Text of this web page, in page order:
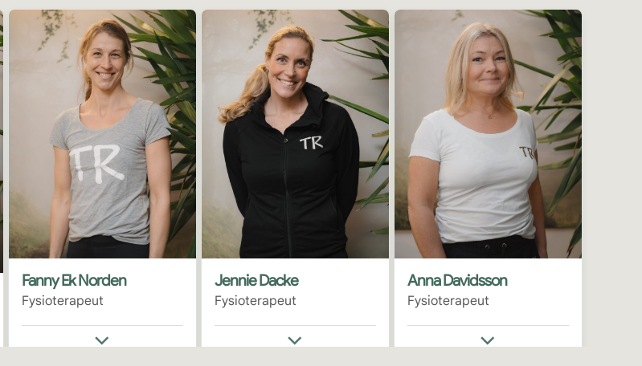
Fanny Ek Norden
Fysioterapeut
Jennie Dacke
Fysioterapeut
Anna Davidsson
Fysioterapeut